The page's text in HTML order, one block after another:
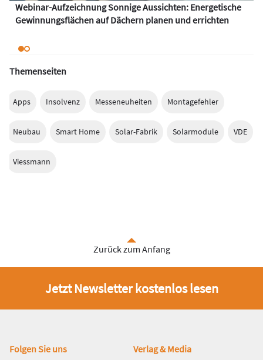
Webinar-Aufzeichnung Sonnige Aussichten: Energetische
Gewinnungsflächen auf Dächern planen und errichten
Themenseiten
Apps Insolvenz Messeneuheiten Montagefehler
Neubau Smart Home Solar-Fabrik Solarmodule VDE
Viessmann
Zurück zum Anfang
Jetzt Newsletter kostenlos lesen
Fußbereich
Folgen Sie uns Verlag & Media